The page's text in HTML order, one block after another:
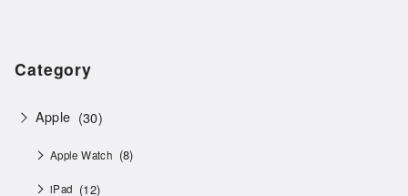
Category
Apple (30)
Apple Watch (8)
iPad (12)